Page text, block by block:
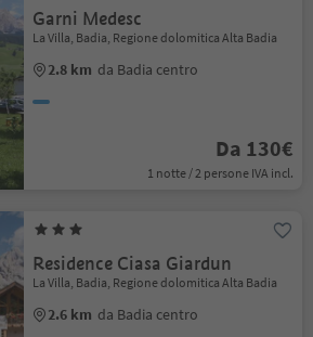
Garni Medesc
La Villa, Badia, Regione dolomitica Alta Badia
2.8 km da Badia centro
Da 130€
1 notte / 2 persone IVA incl.
Residence Ciasa Giardun
La Villa, Badia, Regione dolomitica Alta Badia
2.6 km da Badia centro